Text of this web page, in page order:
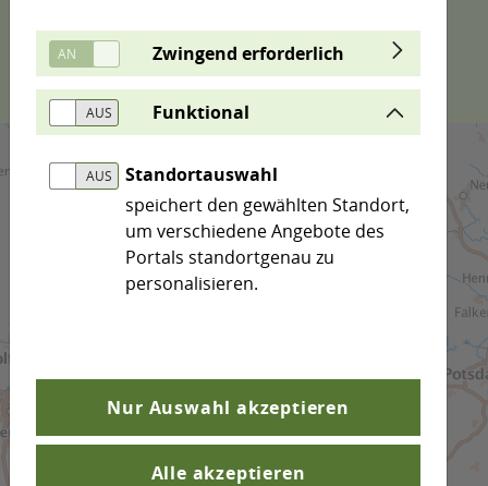
Objekten und werden gegebenenfalls direkt zu
weiterführenden Inhalten geleitet.
Zwingend erforderlich
Funktional
Standortauswahl
speichert den gewählten Standort,
um verschiedene Angebote des
Portals standortgenau zu
personalisieren.
Nur Auswahl akzeptieren
Alle akzeptieren